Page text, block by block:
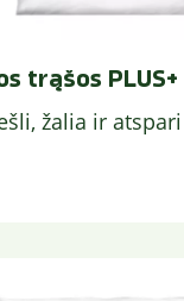
trąšos
žalia ir